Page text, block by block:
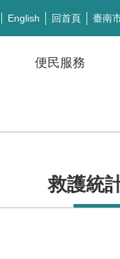
English 回首頁 臺南
便民服務
救護統